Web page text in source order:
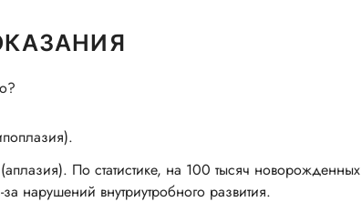
По статистике, на 100 тысяч
нарушений внутриутробного развития.